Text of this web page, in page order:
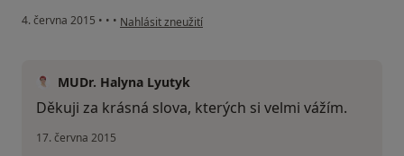
4. června 2015 • • • podle názoru uživatele Váš účet byl odstraněn
Nahlásit zneužití
MUDr. Halyna Lyutyk
Děkuji za krásná slova, kterých si velmi vážím.
17. června 2015